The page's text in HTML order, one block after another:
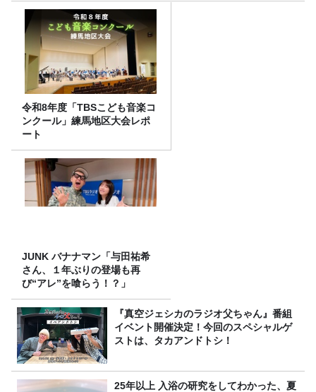
令和8年度「TBSこども音楽コ
ンクール」練馬地区大会レポ
ート
JUNK バナナマン「与田祐希
さん、１年ぶりの登場も再
び“アレ”を喰らう！？」
『真空ジェシカのラジオ父ちゃん』番組
イベント開催決定！今回のスペシャルゲ
ストは、タカアンドトシ！
25年以上 入浴の研究をしてわかった、夏